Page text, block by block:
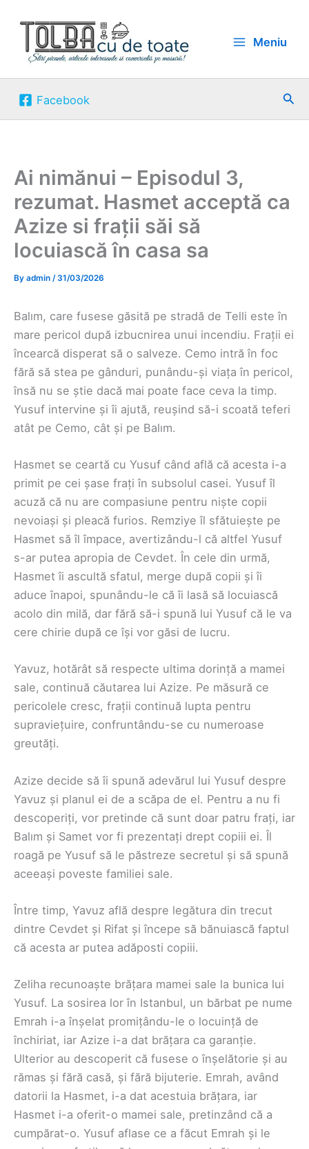
content
Meniu
Facebook
Ai nimănui – Episodul 3,
rezumat. Hasmet acceptă ca
Azize si frații săi să
locuiască în casa sa
By admin /31/03/2026
Balım, care fusese găsită pe stradă de Telli este în
mare pericol după izbucnirea unui incendiu. Frații ei
încearcă disperat să o salveze. Cemo intră în foc
fără să stea pe gânduri, punându-și viața în pericol,
însă nu se știe dacă mai poate face ceva la timp.
Yusuf intervine și îi ajută, reușind să-i scoată teferi
atât pe Cemo, cât și pe Balım.
Hasmet se ceartă cu Yusuf când află că acesta i-a
primit pe cei șase frați în subsolul casei. Yusuf îl
acuză că nu are compasiune pentru niște copii
nevoiași și pleacă furios. Remziye îl sfătuiește pe
Hasmet să îl împace, avertizându-l că altfel Yusuf
s-ar putea apropia de Cevdet. În cele din urmă,
Hasmet îi ascultă sfatul, merge după copii și îi
aduce înapoi, spunându-le că îi lasă să locuiască
acolo din milă, dar fără să-i spună lui Yusuf că le va
cere chirie după ce își vor găsi de lucru.
Yavuz, hotărât să respecte ultima dorință a mamei
sale, continuă căutarea lui Azize. Pe măsură ce
pericolele cresc, frații continuă lupta pentru
supraviețuire, confruntându-se cu numeroase
greutăți.
Azize decide să îi spună adevărul lui Yusuf despre
Yavuz și planul ei de a scăpa de el. Pentru a nu fi
descoperiți, vor pretinde că sunt doar patru frați, iar
Balım și Samet vor fi prezentați drept copiii ei. Îl
roagă pe Yusuf să le păstreze secretul și să spună
aceeași poveste familiei sale.
Între timp, Yavuz află despre legătura din trecut
dintre Cevdet și Rifat și începe să bănuiască faptul
că acesta ar putea adăposti copiii.
Zeliha recunoaște brățara mamei sale la bunica lui
Yusuf. La sosirea lor în Istanbul, un bărbat pe nume
Emrah i-a înșelat promițându-le o locuință de
închiriat, iar Azize i-a dat brățara ca garanție.
Ulterior au descoperit că fusese o înșelătorie și au
rămas și fără casă, și fără bijuterie. Emrah, având
datorii la Hasmet, i-a dat acestuia brățara, iar
Hasmet i-a oferit-o mamei sale, pretinzând că a
cumpărat-o. Yusuf aflase ce a făcut Emrah și le